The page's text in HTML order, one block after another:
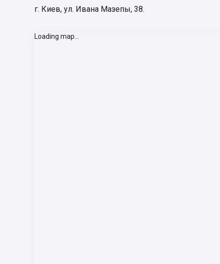
г. Киев, ул. Ивана Мазепы, 38.
Loading map...